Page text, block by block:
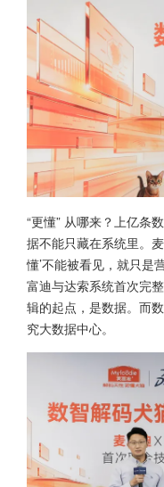
“更懂” 从哪来？上亿条
据不能只藏在系统里。
懂’不能被看见，就只是
富迪与达索系统首次完
辑的起点，是数据。而
究大数据中心。